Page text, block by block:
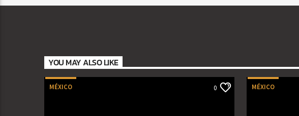
YOU MAY ALSO LIKE
MÉXICO 0 MÉXICO